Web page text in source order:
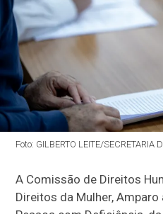
Foto: GILBERTO LEITE/SECRETARIA
A Comissão de Direitos
Direitos da Mulher, Amparo